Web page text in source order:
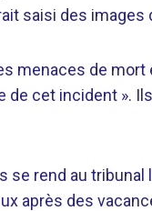
saisi des images
menaces de mort
cet incident ».
se rend au tribunal
après des